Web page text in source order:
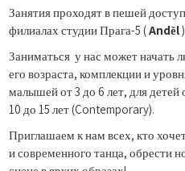
Занятия проходят в пешей
филиалах студии Прага-5 (Anděl
Заниматься у нас может начать
его возраста, комплекции и
малышей от 3 до 6 лет, для детей
10 до 15 лет (Contemporary).
Приглашаем к нам всех, кто
и современного танца, обрести